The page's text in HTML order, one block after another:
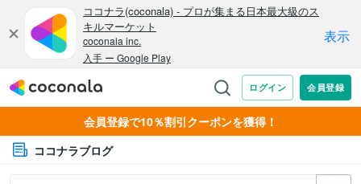
会員登録で10％割引クーポンを獲得！
ココナラブログ